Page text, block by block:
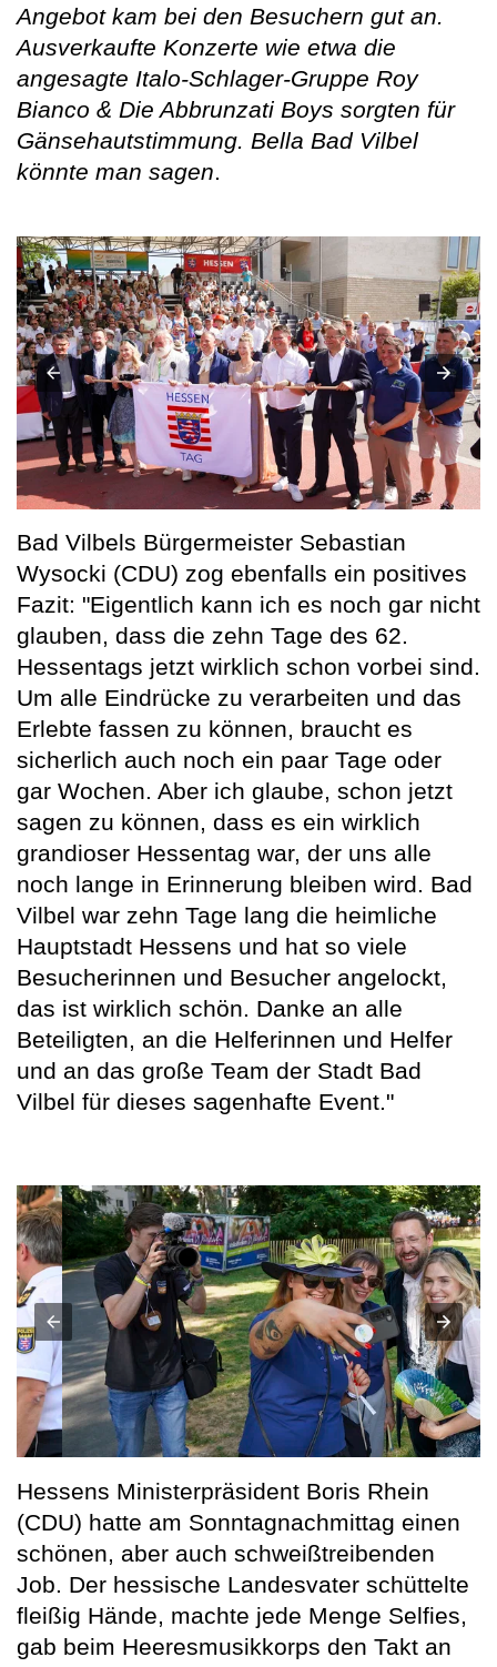
Angebot kam bei den Besuchern gut an.
Ausverkaufte Konzerte wie etwa die
angesagte Italo-Schlager-Gruppe Roy
Bianco & Die Abbrunzati Boys sorgten für
Gänsehautstimmung. Bella Bad Vilbel
könnte man sagen.
Bad Vilbels Bürgermeister Sebastian
Wysocki (CDU) zog ebenfalls ein positives
Fazit: "Eigentlich kann ich es noch gar nicht
glauben, dass die zehn Tage des 62.
Hessentags jetzt wirklich schon vorbei sind.
Um alle Eindrücke zu verarbeiten und das
Erlebte fassen zu können, braucht es
sicherlich auch noch ein paar Tage oder
gar Wochen. Aber ich glaube, schon jetzt
sagen zu können, dass es ein wirklich
grandioser Hessentag war, der uns alle
noch lange in Erinnerung bleiben wird. Bad
Vilbel war zehn Tage lang die heimliche
Hauptstadt Hessens und hat so viele
Besucherinnen und Besucher angelockt,
das ist wirklich schön. Danke an alle
Beteiligten, an die Helferinnen und Helfer
und an das große Team der Stadt Bad
Vilbel für dieses sagenhafte Event."
Hessens Ministerpräsident Boris Rhein
(CDU) hatte am Sonntagnachmittag einen
schönen, aber auch schweißtreibenden
Job. Der hessische Landesvater schüttelte
fleißig Hände, machte jede Menge Selfies,
gab beim Heeresmusikkorps den Takt an